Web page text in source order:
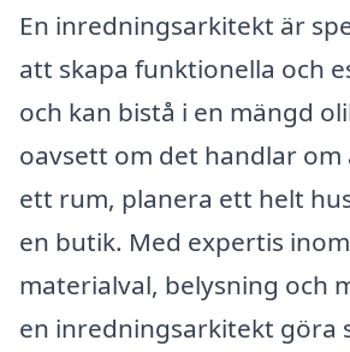
En inredningsarkitekt är
att skapa funktionella och
och kan bistå i en mängd
oavsett om det handlar
ett rum, planera ett helt
en butik. Med expertis
materialval, belysning och
en inredningsarkitekt göra